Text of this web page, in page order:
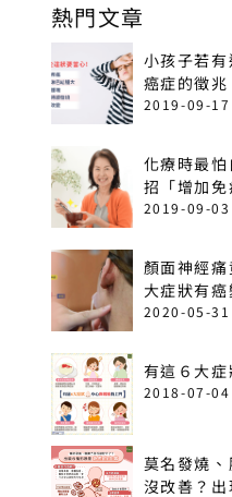
熱門文章
小孩子若
癌症的徵兆
2019-09-17
化療時最
招「增加
2019-09-03
顏面神經
大症狀有
2020-05-31
有這６大症
2018-07-04
莫名發燒
沒改善？